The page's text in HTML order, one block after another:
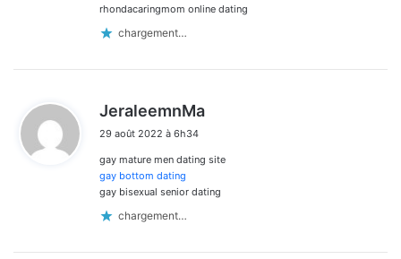
rhondacaringmom online dating
chargement…
JeraleemnMa
29 août 2022 à 6h34
gay mature men dating site
gay bottom dating
gay bisexual senior dating
chargement…